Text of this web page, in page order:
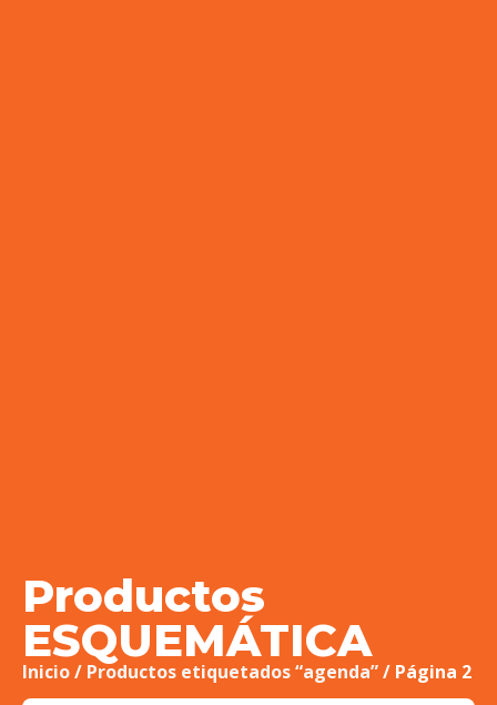
Productos
ESQUEMÁTICA
Inicio/ Productos etiquetados “agenda”/ Página 2